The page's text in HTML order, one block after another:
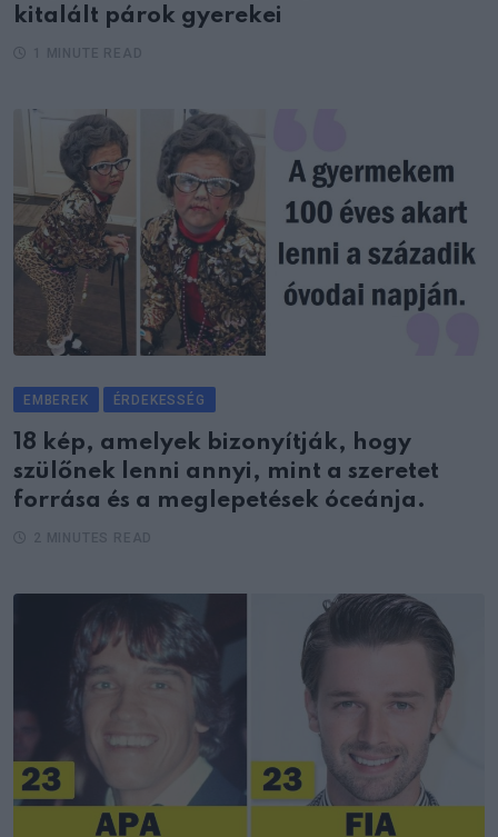
kitalált párok gyerekei
EMBEREK ÉRDEKESSÉG
18 kép, amelyek bizonyítják, hogy
szülőnek lenni annyi, mint a szeretet
forrása és a meglepetések óceánja.